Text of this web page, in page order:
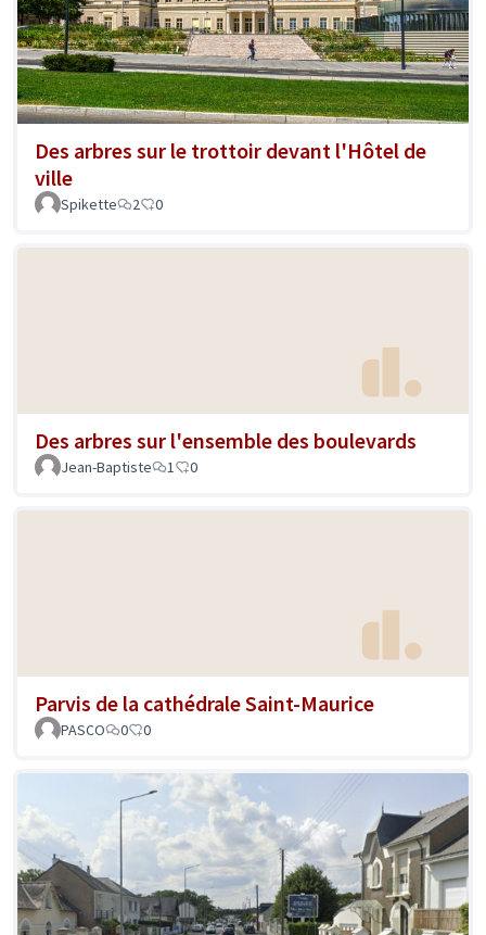
Des arbres sur le trottoir devant l'Hôtel de
ville
Spikette 2 0
Des arbres sur l'ensemble des boulevards
Jean-Baptiste 1 0
Parvis de la cathédrale Saint-Maurice
PASCO 0 0